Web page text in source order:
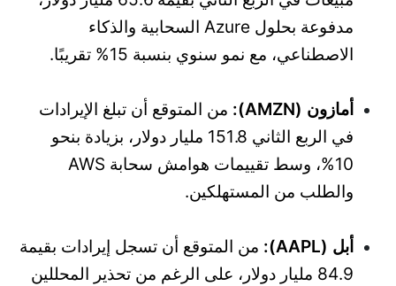
مدفوعة بحلول Azure السحابية والذكاء
الاصطناعي، مع نمو سنوي بنسبة 15% تقريبًا.
أمازون (AMZN):
من المتوقع أن تبلغ الإيرادات
في الربع الثاني 151.8 مليار دولار، بزيادة بنحو
10%، وسط تقييمات هوامش سحابة AWS
والطلب من المستهلكين.
أبل (AAPL):
من المتوقع أن تسجل إيرادات بقيمة
84.9 مليار دولار، على الرغم من تحذير المحللين